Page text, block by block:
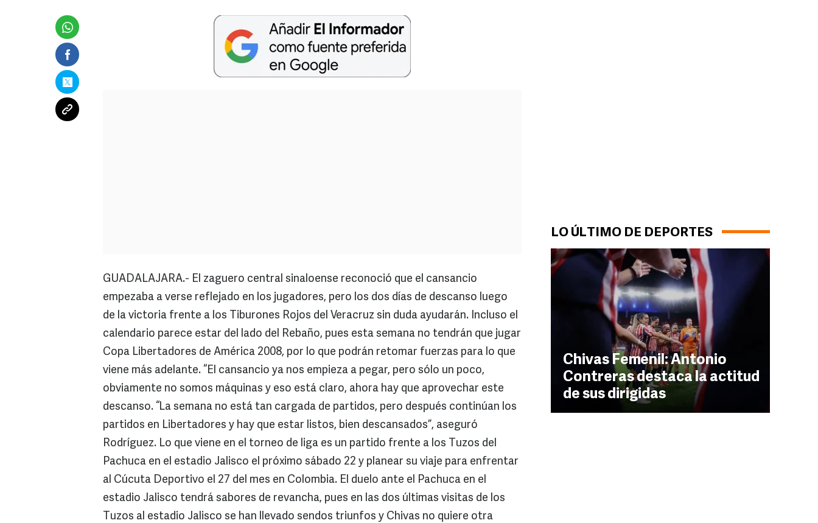
LO ÚLTIMO DE DEPORTES
Chivas Femenil: Antonio
Contreras destaca la actitud
de sus dirigidas
GUADALAJARA.- El zaguero central sinaloense reconoció que el cansancio
empezaba a verse reflejado en los jugadores, pero los dos días de descanso luego
de la victoria frente a los Tiburones Rojos del Veracruz sin duda ayudarán. Incluso el
calendario parece estar del lado del Rebaño, pues esta semana no tendrán que jugar
Copa Libertadores de América 2008, por lo que podrán retomar fuerzas para lo que
viene más adelante. “El cansancio ya nos empieza a pegar, pero sólo un poco,
obviamente no somos máquinas y eso está claro, ahora hay que aprovechar este
descanso. “La semana no está tan cargada de partidos, pero después continúan los
partidos en Libertadores y hay que estar listos, bien descansados”, aseguró
Rodríguez. Lo que viene en el torneo de liga es un partido frente a los Tuzos del
Pachuca en el estadio Jalisco el próximo sábado 22 y planear su viaje para enfrentar
al Cúcuta Deportivo el 27 del mes en Colombia. El duelo ante el Pachuca en el
estadio Jalisco tendrá sabores de revancha, pues en las dos últimas visitas de los
Tuzos al estadio Jalisco se han llevado sendos triunfos y Chivas no quiere otra